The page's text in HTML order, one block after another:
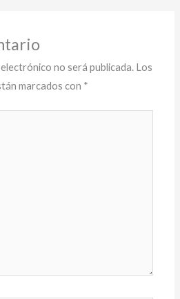
no será publicada. Los
marcados con *